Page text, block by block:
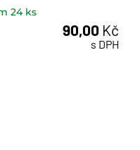
24ks
90,00 Kč
s DPH